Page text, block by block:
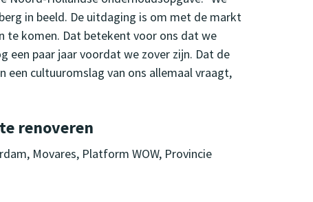
in beeld. De uitdaging is om met de markt
te komen. Dat betekent voor ons dat we
een paar jaar voordat we zover zijn. Dat de
een cultuuromslag van ons allemaal vraagt,
renoveren
Movares, Platform WOW, Provincie